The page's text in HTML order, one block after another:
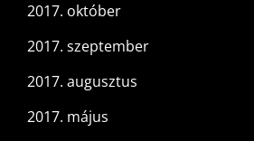
2017. október
2017. szeptember
2017. augusztus
2017. május